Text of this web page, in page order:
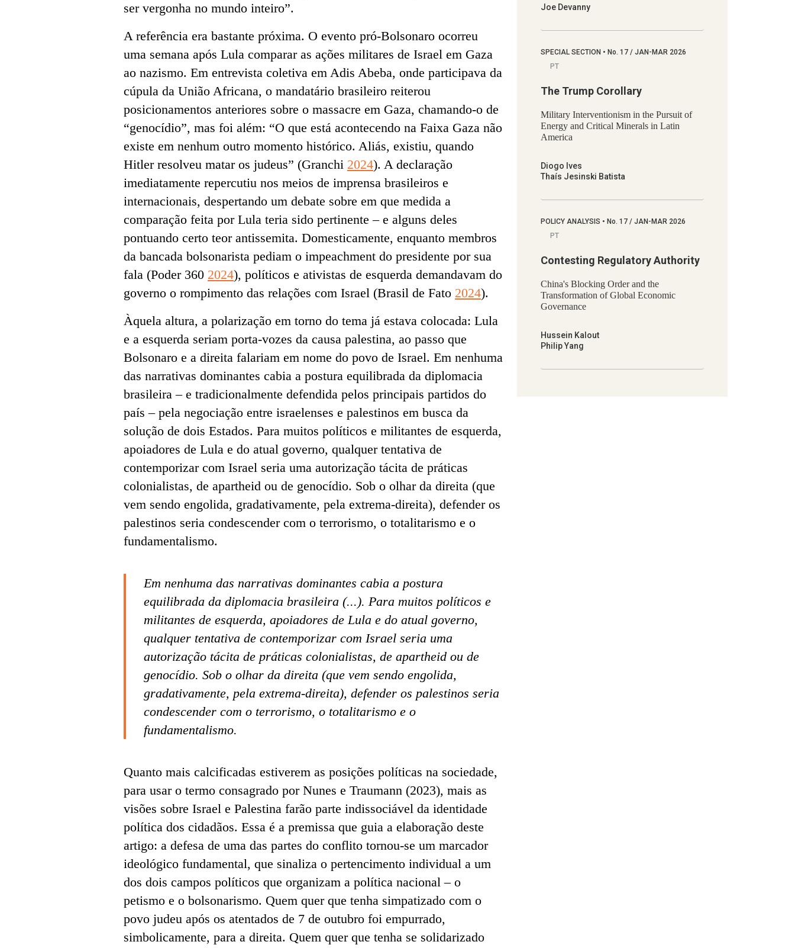
ser vergonha no mundo inteiro”.
A referência era bastante próxima. O evento pró-Bolsonaro ocorreu
uma semana após Lula comparar as ações militares de Israel em Gaza
ao nazismo. Em entrevista coletiva em Adis Abeba, onde participava da
cúpula da União Africana, o mandatário brasileiro reiterou
posicionamentos anteriores sobre o massacre em Gaza, chamando-o de
“genocídio”, mas foi além: “O que está acontecendo na Faixa Gaza não
existe em nenhum outro momento histórico. Aliás, existiu, quando
Hitler resolveu matar os judeus” (Granchi 2024). A declaração
imediatamente repercutiu nos meios de imprensa brasileiros e
internacionais, despertando um debate sobre em que medida a
comparação feita por Lula teria sido pertinente – e alguns deles
pontuando certo teor antissemita. Domesticamente, enquanto membros
da bancada bolsonarista pediam o impeachment do presidente por sua
fala (Poder 360 2024), políticos e ativistas de esquerda demandavam do
governo o rompimento das relações com Israel (Brasil de Fato 2024).
Àquela altura, a polarização em torno do tema já estava colocada: Lula
e a esquerda seriam porta-vozes da causa palestina, ao passo que
Bolsonaro e a direita falariam em nome do povo de Israel. Em nenhuma
das narrativas dominantes cabia a postura equilibrada da diplomacia
brasileira – e tradicionalmente defendida pelos principais partidos do
país – pela negociação entre israelenses e palestinos em busca da
solução de dois Estados. Para muitos políticos e militantes de esquerda,
apoiadores de Lula e do atual governo, qualquer tentativa de
contemporizar com Israel seria uma autorização tácita de práticas
colonialistas, de apartheid ou de genocídio. Sob o olhar da direita (que
vem sendo engolida, gradativamente, pela extrema-direita), defender os
palestinos seria condescender com o terrorismo, o totalitarismo e o
fundamentalismo.
Em nenhuma das narrativas dominantes cabia a postura
equilibrada da diplomacia brasileira (...). Para muitos políticos e
militantes de esquerda, apoiadores de Lula e do atual governo,
qualquer tentativa de contemporizar com Israel seria uma
autorização tácita de práticas colonialistas, de apartheid ou de
genocídio. Sob o olhar da direita (que vem sendo engolida,
gradativamente, pela extrema-direita), defender os palestinos seria
condescender com o terrorismo, o totalitarismo e o
fundamentalismo.
Quanto mais calcificadas estiverem as posições políticas na sociedade,
para usar o termo consagrado por Nunes e Traumann (2023), mais as
visões sobre Israel e Palestina farão parte indissociável da identidade
política dos cidadãos. Essa é a premissa que guia a elaboração deste
artigo: a defesa de uma das partes do conflito tornou-se um marcador
ideológico fundamental, que sinaliza o pertencimento individual a um
dos dois campos políticos que organizam a política nacional – o
petismo e o bolsonarismo. Quem quer que tenha simpatizado com o
povo judeu após os atentados de 7 de outubro foi empurrado,
simbolicamente, para a direita. Quem quer que tenha se solidarizado
Joe Devanny
SPECIAL SECTION • No. 17 / JAN-MAR 2026
PT
The Trump Corollary
Military Interventionism in the Pursuit of
Energy and Critical Minerals in Latin
America
Diogo Ives
Thaís Jesinski Batista
POLICY ANALYSIS • No. 17 / JAN-MAR 2026
PT
Contesting Regulatory Authority
China's Blocking Order and the
Transformation of Global Economic
Governance
Hussein Kalout
Philip Yang